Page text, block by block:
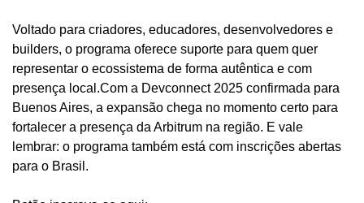
Voltado para criadores, educadores, desenvolvedores e
builders, o programa oferece suporte para quem quer
representar o ecossistema de forma autêntica e com
presença local.Com a Devconnect 2025 confirmada para
Buenos Aires, a expansão chega no momento certo para
fortalecer a presença da Arbitrum na região. E vale
lembrar: o programa também está com inscrições abertas
para o Brasil.